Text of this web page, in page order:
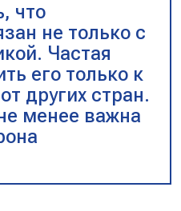
что
не только с
Частая
его только к
других стран.
менее важна